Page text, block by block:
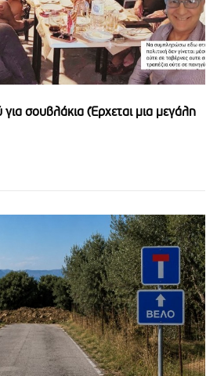
βολτάρει στα ρηχά στον
σουβλάκια (Έρχεται μια μεγάλη